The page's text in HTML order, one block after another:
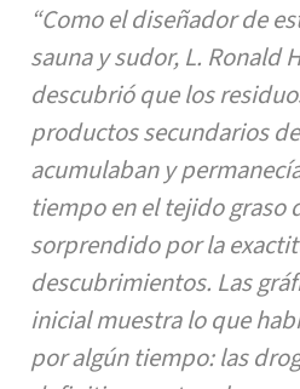
“Como el diseñador de
sauna y sudor, L. Ronald
descubrió que los
productos secundarios
acumulaban y
tiempo en el tejido graso
sorprendido por la
descubrimientos. Las
inicial muestra lo que
por algún tiempo: las